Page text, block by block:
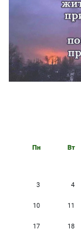
Пн Вт
3 4
10 11
17 18